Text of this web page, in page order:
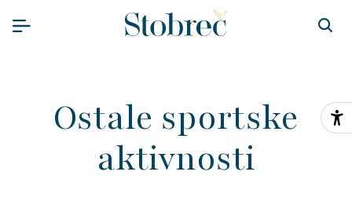
Ostale sportske
aktivnosti